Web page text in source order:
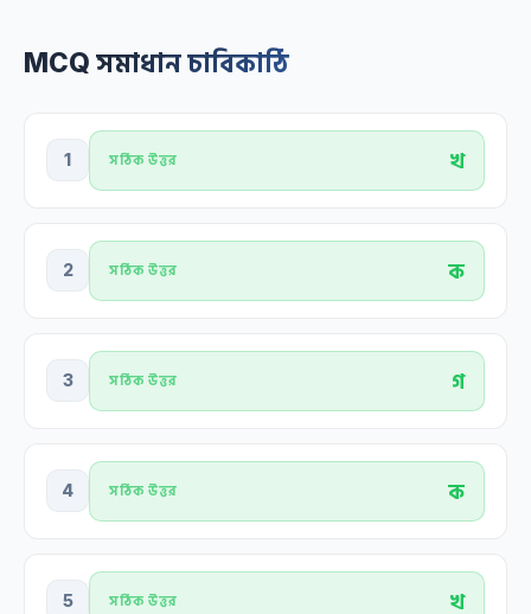
MCQ সমাধান চাবিকাঠি
1 সঠিক উত্তর খ
2 সঠিক উত্তর ক
3 সঠিক উত্তর গ
4 সঠিক উত্তর ক
5 সঠিক উত্তর খ